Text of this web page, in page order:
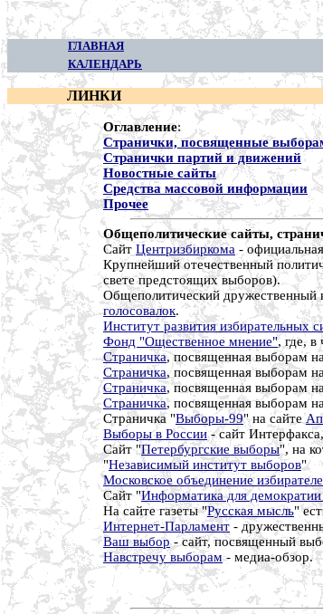
ГЛАВНАЯ
КАЛЕНДАРЬ
ЛИНКИ
Оглавление:
Cтранички, посвященные
Странички партий и движений
Новостные сайты
Средства массовой информации
Прочее
Общеполитические сайты,
Сайт Центризбиркома -
Крупнейший отечественный
свете предстоящих выборов).
Общеполитический дружественный
голосовалок.
Институт развития избирательных
Фонд "Ощественное мнение", где,
Страничка, посвященная выборам
Страничка, посвященная выборам
Страничка, посвященная выборам
Страничка, посвященная выборам
Страничка "Выборы-99" на сайте
Выборы в России- сайт
Сайт "Петербургские выборы", на
"Независимый институт выборов"
Московское объединение
Сайт "Информатика для
На сайте газеты "Русская мысль"
Интернет-Парламент -
Ваш выбор- сайт, посвященный
Навстречу выборам- медиа-обзор.